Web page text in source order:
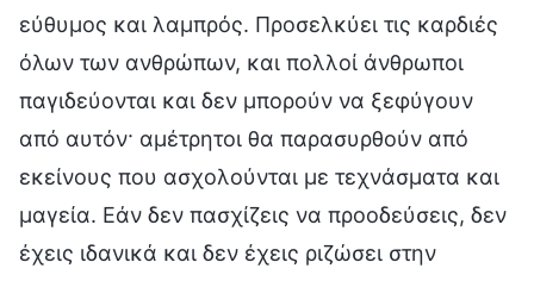
εύθυμος και λαμπρός. Προσελκύει τις καρδιές
όλων των ανθρώπων, και πολλοί άνθρωποι
παγιδεύονται και δεν μπορούν να ξεφύγουν
από αυτόν· αμέτρητοι θα παρασυρθούν από
εκείνους που ασχολούνται με τεχνάσματα και
μαγεία. Εάν δεν πασχίζεις να προοδεύσεις, δεν
έχεις ιδανικά και δεν έχεις ριζώσει στην